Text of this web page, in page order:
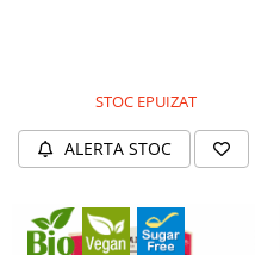
STOC EPUIZAT
ALERTA STOC